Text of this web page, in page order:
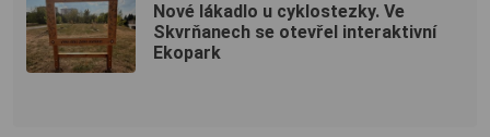
Nové lákadlo u cyklostezky. Ve
Skvrňanech se otevřel interaktivní
Ekopark